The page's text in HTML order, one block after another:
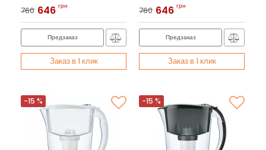
760 646 грн
Предзаказ
Заказ в 1 клик
760 646 грн
Предзаказ
Заказ в 1 клик
-15 % -15 %